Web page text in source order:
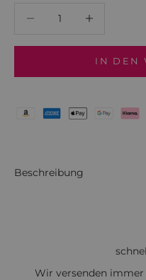
IN DEN
Beschreibung
Wir versenden